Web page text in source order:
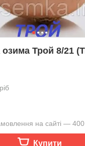
Трой 8/21
на сайті —
Купити